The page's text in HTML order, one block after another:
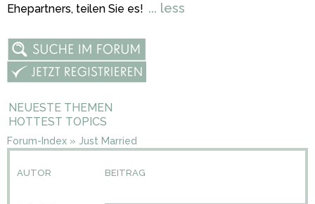
Ehepartners, teilen Sie es! ... less
NEUESTE THEMEN
HOTTEST TOPICS
Forum-Index » Just Married
AUTOR BEITRAG